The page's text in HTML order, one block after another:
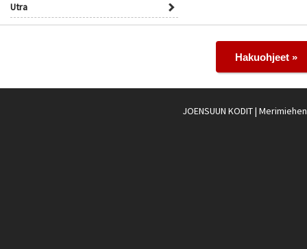
Utra
Hakuohjeet »
JOENSUUN KODIT|